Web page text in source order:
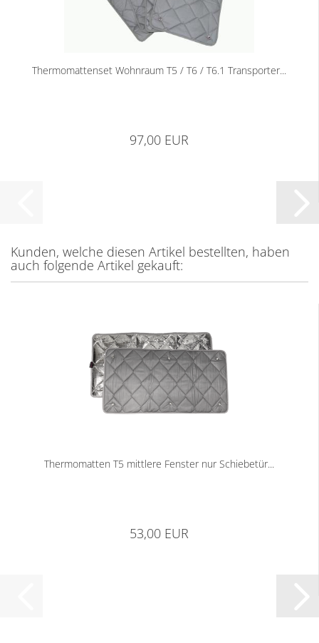
Thermomattenset Wohnraum T5 / T6 / T6.1 Transporter...
97,00 EUR
Kunden, welche diesen Artikel bestellten, haben
auch folgende Artikel gekauft:
Thermomatten T5 mittlere Fenster nur Schiebetür...
53,00 EUR